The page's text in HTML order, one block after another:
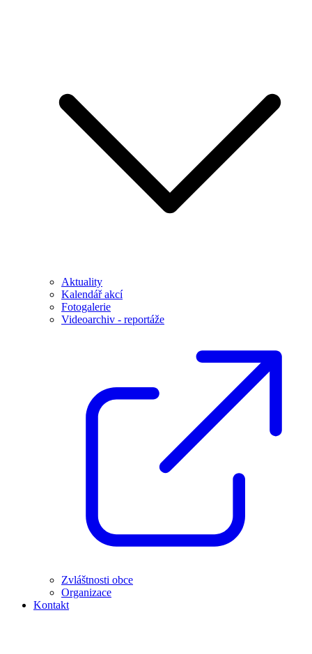
Aktuality
Kalendář akcí
Fotogalerie
Videoarchiv - reportáže
Zvláštnosti obce
Organizace
Kontakt